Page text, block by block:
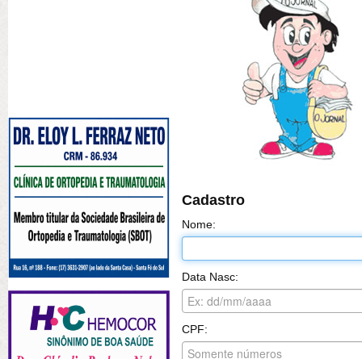
Cadastro
Nome:
Data Nasc:
CPF: